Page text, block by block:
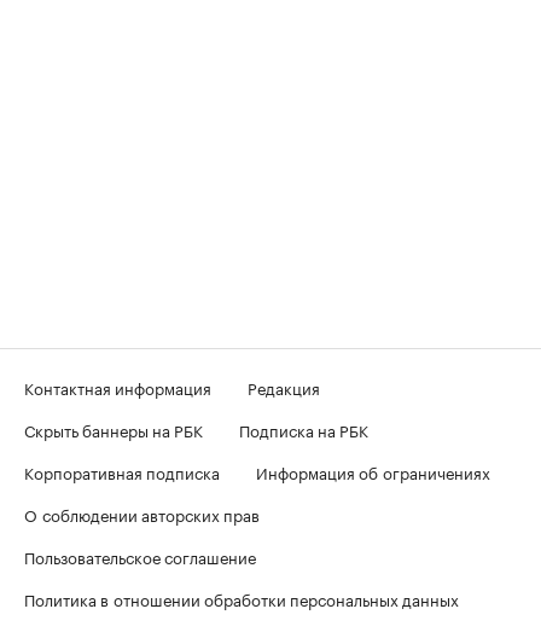
Контактная информация
Редакция
Скрыть баннеры на РБК
Подписка на РБК
Корпоративная подписка
Информация об ограничениях
О соблюдении авторских прав
Пользовательское соглашение
Политика в отношении обработки персональных данных